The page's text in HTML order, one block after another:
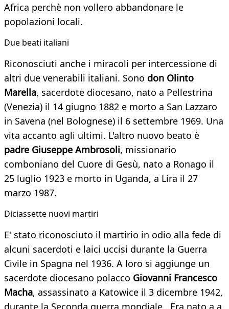
Africa perchè non vollero abbandonare le
popolazioni locali.
Due beati italiani
Riconosciuti anche i miracoli per intercessione di
altri due venerabili italiani. Sono don Olinto
Marella, sacerdote diocesano, nato a Pellestrina
(Venezia) il 14 giugno 1882 e morto a San Lazzaro
in Savena (nel Bolognese) il 6 settembre 1969. Una
vita accanto agli ultimi. L'altro nuovo beato è
padre Giuseppe Ambrosoli, missionario
comboniano del Cuore di Gesù, nato a Ronago il
25 luglio 1923 e morto in Uganda, a Lira il 27
marzo 1987.
Diciassette nuovi martiri
E' stato riconosciuto il martirio in odio alla fede di
alcuni sacerdoti e laici uccisi durante la Guerra
Civile in Spagna nel 1936. A loro si aggiunge un
sacerdote diocesano polacco Giovanni Francesco
Macha, assassinato a Katowice il 3 dicembre 1942,
durante la Seconda guerra mondiale.. Era nato a a